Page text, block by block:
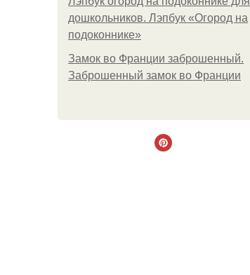
дошкольников. Лэпбук «Огород на
подоконнике»
Замок во Франции заброшенный.
Заброшенный замок во Франции